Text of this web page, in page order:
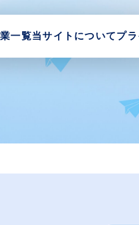
一覧当サイトについてプ